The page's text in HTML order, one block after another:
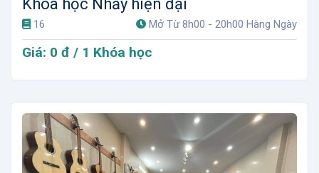
Khóa học Nhảy hiện đại
16 Mở Từ 8h00 - 20h00 Hàng Ngày
Giá: 0 đ / 1 Khóa học